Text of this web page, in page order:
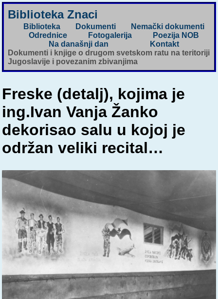
Biblioteka Znaci
Biblioteka Dokumenti
Nemački dokumenti
Odrednice
Fotogalerija
Poezija NOB
Na današnji dan
Kontakt
Dokumenti i knjige o drugom svetskom ratu na teritoriji
Jugoslavije i povezanim zbivanjima
Freske (detalj), kojima je
ing.Ivan Vanja Žanko
dekorisao salu u kojoj je
održan veliki recital…